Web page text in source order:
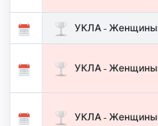
УКЛА - Женщины
УКЛА - Женщины
УКЛА - Женщины